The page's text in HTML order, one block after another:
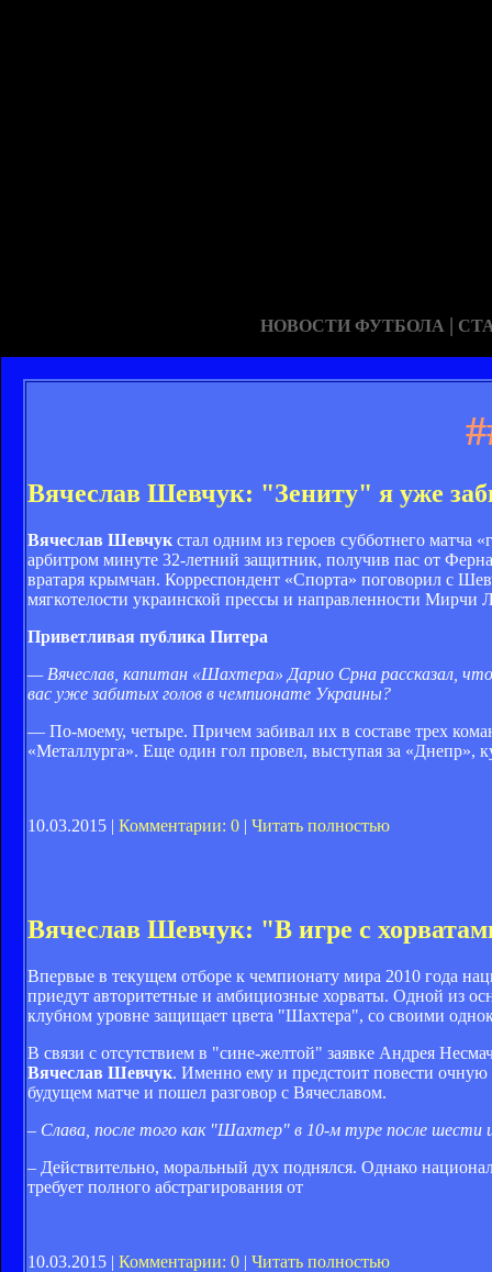
НОВОСТИ ФУТБОЛА |
Вячеслав Шевчук: "Зениту" я уже
Вячеслав Шевчук стал одним из героев субботнего матча
арбитром минуте 32-летний защитник, получив пас от
вратаря крымчан. Корреспондент «Спорта» поговорил с
мягкотелости украинской прессы и направленности Мирчи
Приветливая публика Питера
— Вячеслав, капитан «Шахтера» Дарио Срна рассказал, что
вас уже забитых голов в чемпионате Украины?
— По-моему, четыре. Причем забивал их в составе трех
«Металлурга». Еще один гол провел, выступая за «Днепр»,
10.03.2015 | Комментарии: 0 | Читать полностью
Вячеслав Шевчук: "В игре с
Впервые в текущем отборе к чемпионату мира 2010 года
приедут авторитетные и амбициозные хорваты. Одной из
клубном уровне защищает цвета "Шахтера", со своими
В связи с отсутствием в "сине-желтой" заявке Андрея
Вячеслав Шевчук. Именно ему и предстоит повести
будущем матче и пошел разговор с Вячеславом.
– Слава, после того как "Шахтер" в 10-м туре после шести
– Действительно, моральный дух поднялся. Однако
требует полного абстрагирования от
10.03.2015 | Комментарии: 0 | Читать полностью